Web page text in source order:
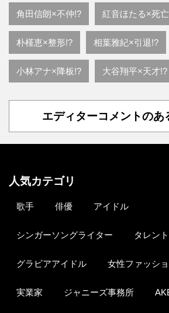
角田信朗×不仲!? 紅音ほたる×死
朴槿恵×整形!? 相葉雅紀×引退!?
小林アナ×降板!? 大谷翔平×天才!?
エディターコメントのあ
人気カテゴリ
歌手 俳優 アイドル
シンガーソングライター タレント
グラビアアイドル 女性ファッシ
実業家 ジャニーズ事務所